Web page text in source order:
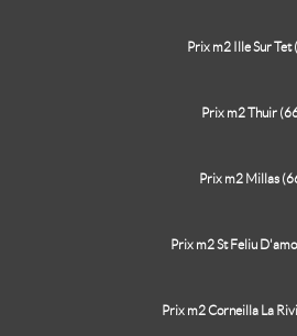
Prix m2 Ille Sur Tet
Prix m2 Thuir
Prix m2 Millas
Prix m2 St Feliu
Prix m2 Corneilla La